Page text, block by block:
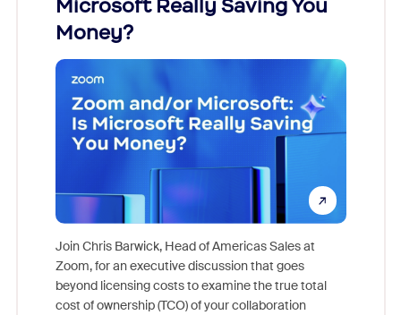
Microsoft Really Saving You
Money?
Join Chris Barwick, Head of Americas Sales at
Zoom, for an executive discussion that goes
beyond licensing costs to examine the true total
cost of ownership (TCO) of your collaboration